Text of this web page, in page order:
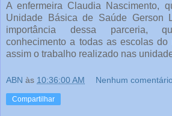
A enfermeira Claudia Nascimento,
Unidade Básica de Saúde Gerson
importância dessa parceria,
conhecimento a todas as escolas do
assim o trabalho realizado nas
ABN às 10:36:00 AM Nenhum
Compartilhar